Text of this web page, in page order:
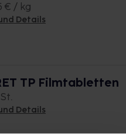
€ / kg
Details
TP Filmtabletten
Details